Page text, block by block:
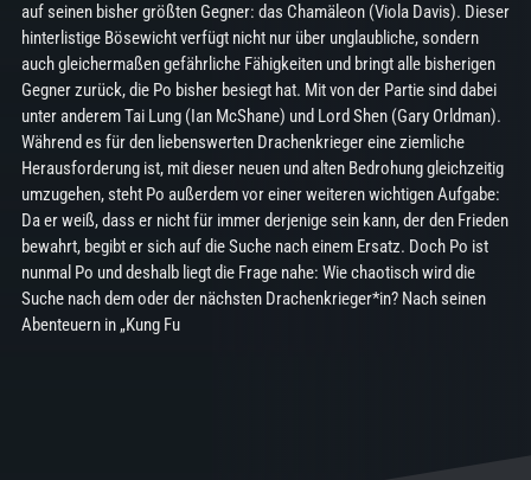
auf seinen bisher größten Gegner: das Chamäleon (Viola Davis). Dieser
hinterlistige Bösewicht verfügt nicht nur über unglaubliche, sondern
auch gleichermaßen gefährliche Fähigkeiten und bringt alle bisherigen
Gegner zurück, die Po bisher besiegt hat. Mit von der Partie sind dabei
unter anderem Tai Lung (Ian McShane) und Lord Shen (Gary Orldman).
Während es für den liebenswerten Drachenkrieger eine ziemliche
Herausforderung ist, mit dieser neuen und alten Bedrohung gleichzeitig
umzugehen, steht Po außerdem vor einer weiteren wichtigen Aufgabe:
Da er weiß, dass er nicht für immer derjenige sein kann, der den Frieden
bewahrt, begibt er sich auf die Suche nach einem Ersatz. Doch Po ist
nunmal Po und deshalb liegt die Frage nahe: Wie chaotisch wird die
Suche nach dem oder der nächsten Drachenkrieger*in? Nach seinen
Abenteuern in „Kung Fu